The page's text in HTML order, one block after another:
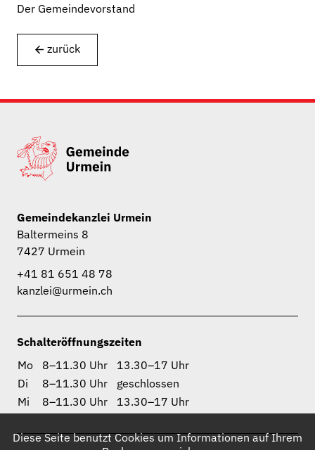
Der Gemeindevorstand
zurück
Gemeindekanzlei Urmein
Baltermeins 8
7427 Urmein
+41 81 651 48 78
kanzlei@urmein.ch
Schalteröffnungszeiten
Mo
8–11.30 Uhr
13.30–17 Uhr
Di
8–11.30 Uhr
geschlossen
Mi
8–11.30 Uhr 13.30–17 Uhr
Diese Seite benutzt Cookies um Informationen auf Ihrem